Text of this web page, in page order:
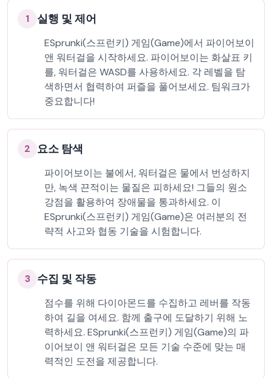
1 실행 및 제어
ESprunki(스프런키) 게임(Game)에서 파이어보이
앤 워터걸을 시작하세요. 파이어보이는 화살표 키
를, 워터걸은 WASD를 사용하세요. 각 레벨을 탐
색하면서 협력하여 퍼즐을 풀어보세요. 팀워크가
중요합니다!
2 요소 탐색
파이어보이는 불에서, 워터걸은 물에서 번성하지
만, 녹색 끈적이는 물질은 피하세요! 그들의 원소
강점을 활용하여 장애물을 통과하세요. 이
ESprunki(스프런키) 게임(Game)은 여러분의 전
략적 사고와 협동 기술을 시험합니다.
3 수집 및 작동
점수를 위해 다이아몬드를 수집하고 레버를 작동
하여 길을 여세요. 함께 출구에 도달하기 위해 노
력하세요. ESprunki(스프런키) 게임(Game)의 파
이어보이 앤 워터걸은 모든 기술 수준에 맞는 매
력적인 도전을 제공합니다.